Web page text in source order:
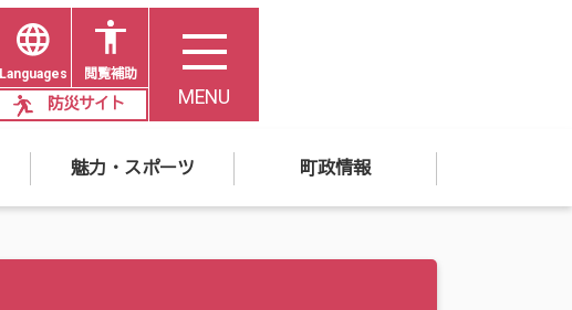
Languages 閲覧補助
防災サイト MENU
魅力・スポーツ 町政情報